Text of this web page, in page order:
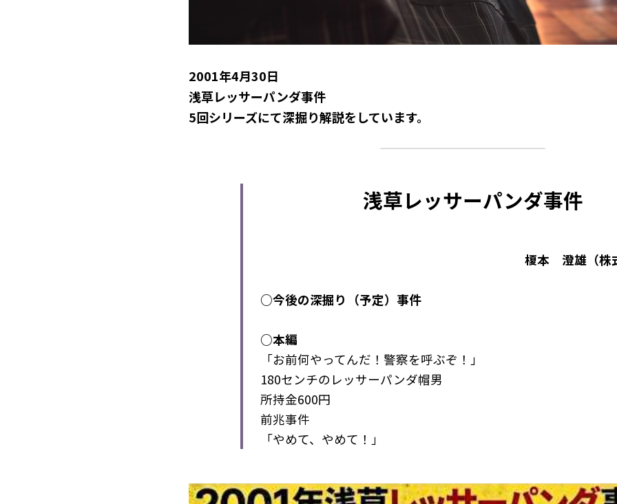
2001年4月30日
浅草レッサーパンダ事件
5回シリーズにて深掘り解説をしています。
浅草レッサーパンダ事件
榎本　澄雄（
○今後の深掘り（予定）事件
○本編
「お前何やってんだ！警察を呼ぶぞ！」
180センチのレッサーパンダ帽男
所持金600円
前兆事件
「やめて、やめて！」